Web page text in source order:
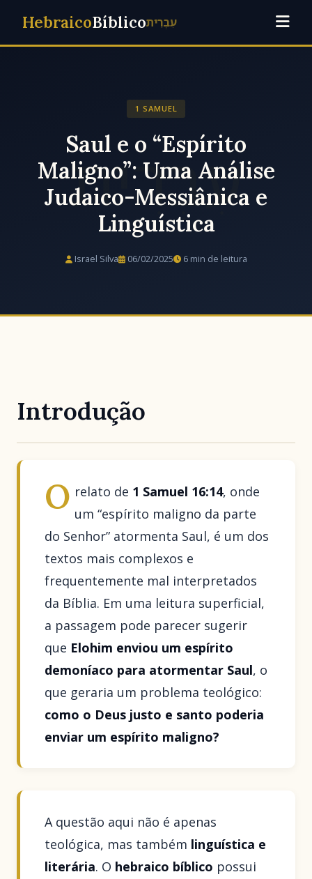
HebraicoBíblicoעִבְרִית
1 SAMUEL
Saul e o “Espírito
Maligno”: Uma Análise
Judaico-Messiânica e
Linguística
Israel Silva 06/02/2025 6 min de leitura
Introdução
O relato de 1 Samuel 16:14, onde
um “espírito maligno da parte
do Senhor” atormenta Saul, é um dos
textos mais complexos e
frequentemente mal interpretados
da Bíblia. Em uma leitura superficial,
a passagem pode parecer sugerir
que Elohim enviou um espírito
demoníaco para atormentar Saul, o
que geraria um problema teológico:
como o Deus justo e santo poderia
enviar um espírito maligno?
A questão aqui não é apenas
teológica, mas também linguística e
literária. O hebraico bíblico possui